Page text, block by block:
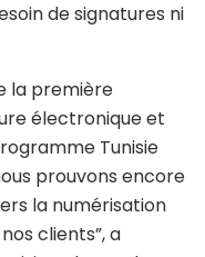
de signatures ni
la première
électronique et
Tunisie
prouvons encore
la numérisation
clients”, a